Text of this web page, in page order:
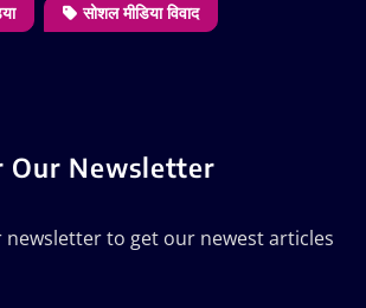
सोशल मीडिया विवाद
Our Newsletter
to get our newest articles